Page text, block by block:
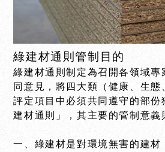
綠建材通則管制目的
綠建材通則制定為召開各領域專
同意見，將四大類（健康、生態
評定項目中必須共同遵守的部份
建材通則」，其主要的管制意義
一、綠建材是對環境無害的建材